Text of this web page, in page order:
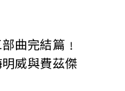
曲完結篇﹗
威與費茲傑